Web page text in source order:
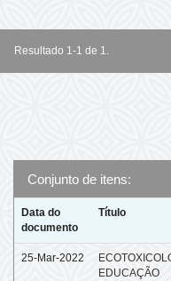
Resultado 1-1 de 1.
Conjunto de itens:
Data do
documento
Título
25-Mar-2022
EDUCAÇÃO